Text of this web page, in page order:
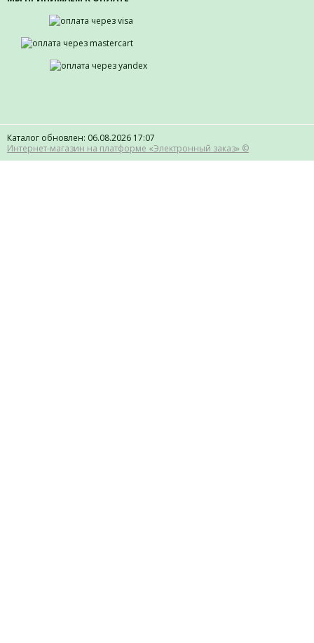
Каталог обновлен: 06.08.2026 17:07
Интернет-магазин на платформе «Электронный заказ» ©